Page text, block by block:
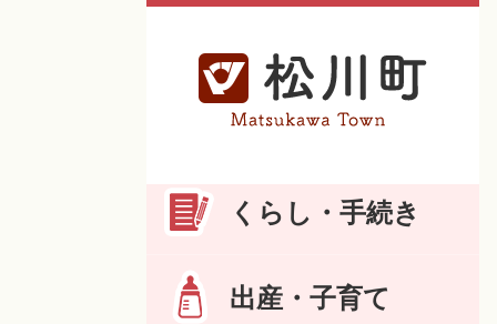
くらし・手続き
出産・子育て